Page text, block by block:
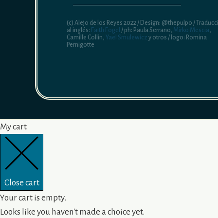
(c) Alejo de los Reyes 2022 / Design: @thepulpo /
al inglés: Faith Fogel / ph: Paula Serrano, Mirko Mescia,
Camille Collin, Yael Smulewicz y otros / logo: Romina
Pernigotte
My cart
Close cart
Your cart is empty.
Looks like you haven't made a choice yet.